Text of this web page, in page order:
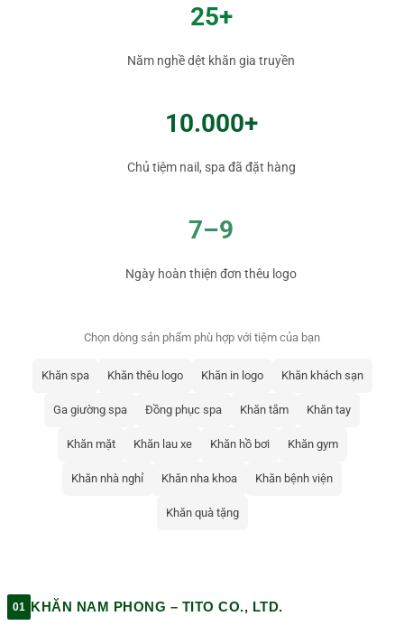
25+
Năm nghề dệt khăn gia truyền
10.000+
Chủ tiệm nail, spa đã đặt hàng
7–9
Ngày hoàn thiện đơn thêu logo
Chọn dòng sản phẩm phù hợp với tiệm của bạn
Khăn spa Khăn thêu logo Khăn in logo Khăn khách sạn
Ga giường spa Đồng phục spa Khăn tắm Khăn tay
Khăn mặt Khăn lau xe Khăn hồ bơi Khăn gym
Khăn nhà nghỉ Khăn nha khoa Khăn bệnh viện
Khăn quà tặng
01 KHĂN NAM PHONG – TITO CO., LTD.